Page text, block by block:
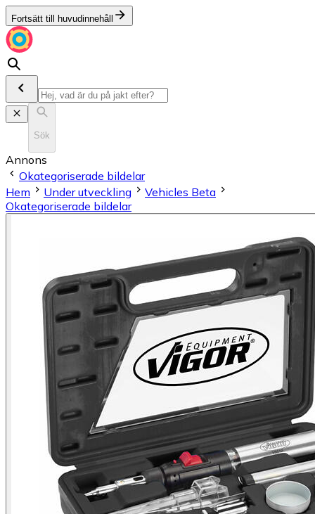
Fortsätt till huvudinnehåll
Sök
Annons
Okategoriserade bildelar
Hem
Under utveckling
Vehicles Beta
Okategoriserade bildelar